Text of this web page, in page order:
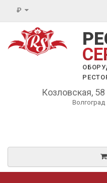
₽
Козловская, 58
Волгоград